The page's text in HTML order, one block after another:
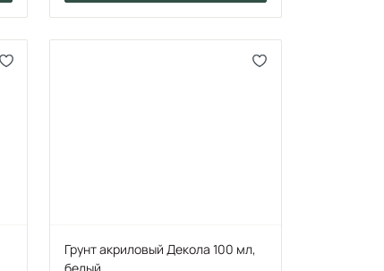
Грунт акриловый Декола 100 мл,